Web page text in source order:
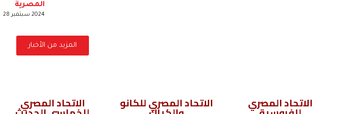
المصرية
2024 سبتمبر 28
المزيد من الأخبار
الاتحاد المصري الاتحاد المصري للكانو الاتحاد المصري